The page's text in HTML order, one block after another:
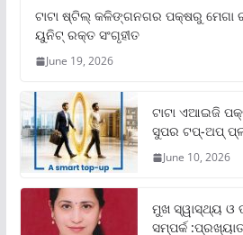
ଟାଟା ଷ୍ଟିଲ୍‌ କଳିଙ୍ଗନଗର ପକ୍ଷରୁ ମେଗା
ୟୁନିଟ୍‌ ରକ୍ତ ସଂଗୃହୀତ
June 19, 2026
ଟାଟା ଏଆଇଜି
ସୁପର ଟପ୍‌-ଅପ୍
June 10, 2026
ମୁଖ ସ୍ୱାସ୍ଥ୍ୟ ଓ
ସମ୍ପର୍କ